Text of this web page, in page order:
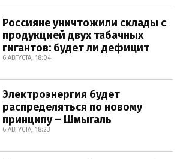
Россияне уничтожили склады с
продукцией двух табачных
гигантов: будет ли дефицит
6 АВГУСТА, 18:04
Электроэнергия будет
распределяться по новому
принципу – Шмыгаль
6 АВГУСТА, 18:23